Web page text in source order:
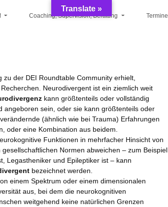
Coaching, Supervision, Beratung Termine
zu der DEI Roundtable Community erhielt,
Neurodivergent ist ein ziemlich weit
kann größtenteils oder vollständig
angeboren sein, oder sie kann größtenteils oder
(ähnlich wie bei Trauma) Erfahrungen
oder eine Kombination aus beidem.
Funktionen in mehrfacher Hinsicht von
Normen abweichen – zum Beispiel
Legastheniker und Epileptiker ist – kann
bezeichnet werden.
einem Spektrum oder einem dimensionalen
aus, bei dem die neurokognitiven
weitgehend keine natürlichen Grenzen
Translate »